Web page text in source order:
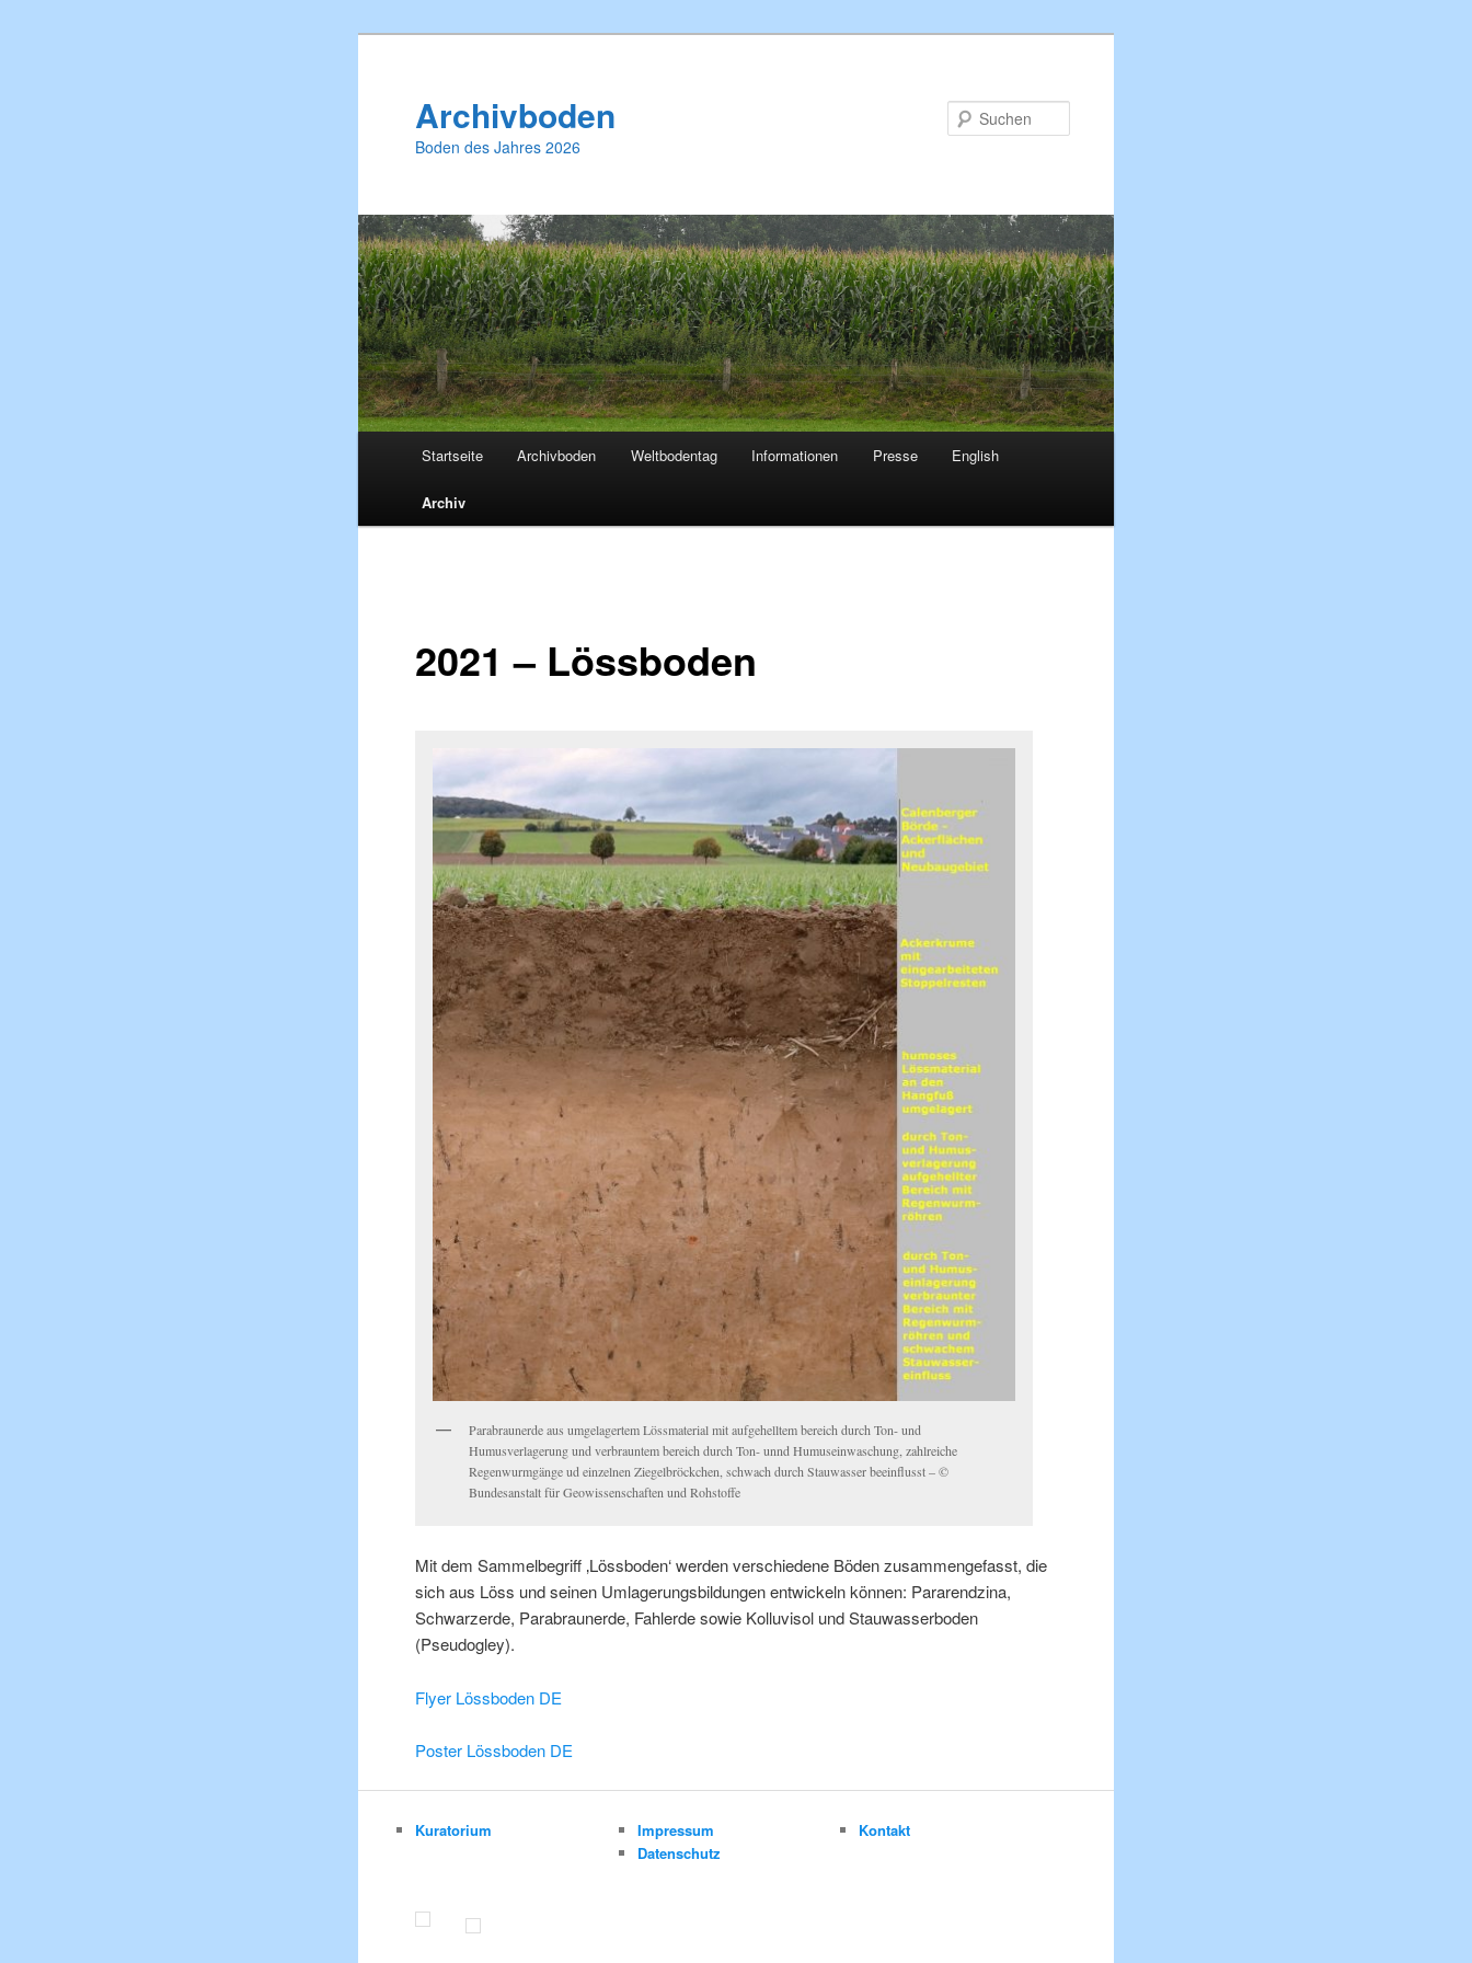
Archivboden
Boden des Jahres 2026
Startseite Archivboden Weltbodentag Informationen Presse English
Archiv
2021 – Lössboden
Parabraunerde aus umgelagertem Lössmaterial mit aufgehelltem bereich durch Ton- und
Humusverlagerung und verbrauntem bereich durch Ton- unnd Humuseinwaschung, zahlreiche
Regenwurmgänge ud einzelnen Ziegelbröckchen, schwach durch Stauwasser beeinflusst – ©
Bundesanstalt für Geowissenschaften und Rohstoffe
Mit dem Sammelbegriff ‚Lössboden‘ werden verschiedene Böden zusammengefasst, die
sich aus Löss und seinen Umlagerungsbildungen entwickeln können: Pararendzina,
Schwarzerde, Parabraunerde, Fahlerde sowie Kolluvisol und Stauwasserboden
(Pseudogley).
Flyer Lössboden DE
Poster Lössboden DE
Kuratorium
Impressum
Datenschutz
Kontakt